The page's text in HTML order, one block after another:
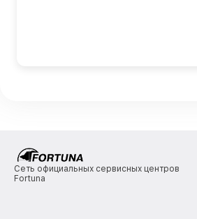
Сеть официальных сервисных центров
Fortuna